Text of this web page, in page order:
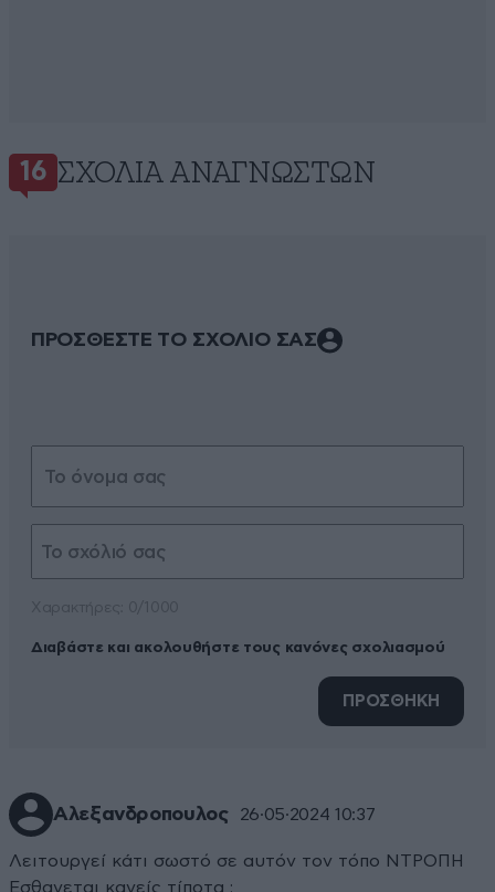
16 ΣΧΌΛΙΑ ΑΝΑΓΝΩΣΤΏΝ
ΠΡΟΣΘΕΣΤΕ ΤΟ ΣΧΟΛΙΟ ΣΑΣ
Διαβάστε και ακολουθήστε τους κανόνες σχολιασμού
ΠΡΟΣΘΗΚΗ
Αλεξανδροπουλος 26·05·2024 10:37
Λειτουργεί κάτι σωστό σε αυτόν τον τόπο ΝΤΡΟΠΗ
Εσθανεται κανείς τίποτα ;